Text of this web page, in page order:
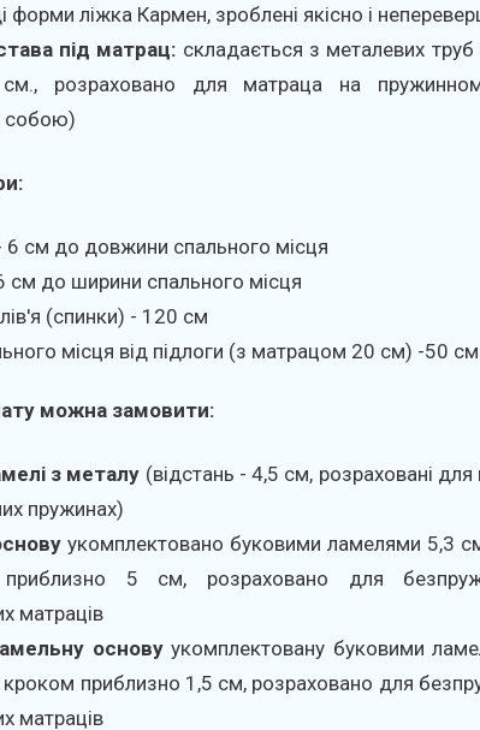
форми ліжка Кармен, зроблені якісно і
під матрац: складається з металевих труб
розраховано для матраца на
собою)
см до довжини спального місця
см до ширини спального місця
(спинки) - 120 см
місця від підлоги (з матрацом 20 см) -50 см
можна замовити:
з металу (відстань - 4,5 см, розраховані для
пружинах)
укомплектовано буковими ламелями 5,3
5 см, розраховано для
матраців
основуукомплектовану буковими
приблизно 1,5 см, розраховано для
матраців